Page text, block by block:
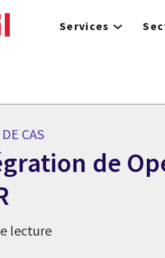
Services
CAS
de
lecture